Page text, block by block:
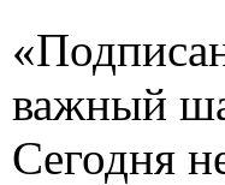
важный
Сегодня